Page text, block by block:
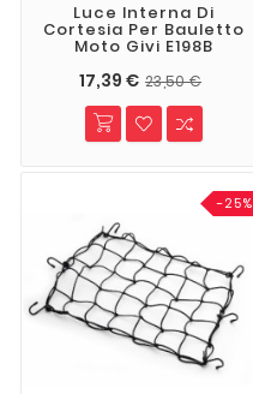
Luce Interna Di
Cortesia Per Bauletto
Moto Givi E198B
17,39 € 23,50 €
-25%